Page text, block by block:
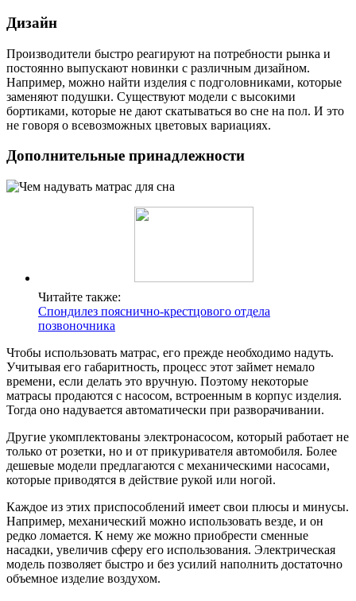
Дизайн
Производители быстро реагируют на потребности рынка и
постоянно выпускают новинки с различным дизайном.
Например, можно найти изделия с подголовниками, которые
заменяют подушки. Существуют модели с высокими
бортиками, которые не дают скатываться во сне на пол. И это
не говоря о всевозможных цветовых вариациях.
Дополнительные принадлежности
Читайте также:
Спондилез пояснично-крестцового отдела
позвоночника
Чтобы использовать матрас, его прежде необходимо надуть.
Учитывая его габаритность, процесс этот займет немало
времени, если делать это вручную. Поэтому некоторые
матрасы продаются с насосом, встроенным в корпус изделия.
Тогда оно надувается автоматически при разворачивании.
Другие укомплектованы электронасосом, который работает не
только от розетки, но и от прикуривателя автомобиля. Более
дешевые модели предлагаются с механическими насосами,
которые приводятся в действие рукой или ногой.
Каждое из этих приспособлений имеет свои плюсы и минусы.
Например, механический можно использовать везде, и он
редко ломается. К нему же можно приобрести сменные
насадки, увеличив сферу его использования. Электрическая
модель позволяет быстро и без усилий наполнить достаточно
объемное изделие воздухом.